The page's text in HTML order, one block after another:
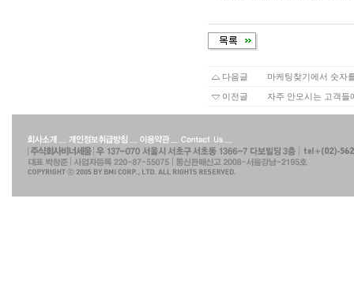
다음글 마케팅찾기에서 숫자
이전글 자주 안오시는 고객들